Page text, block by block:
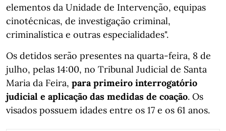
elementos da Unidade de Intervenção, equipas
cinotécnicas, de investigação criminal,
criminalística e outras especialidades".
Os detidos serão presentes na quarta-feira, 8 de
julho, pelas 14:00, no Tribunal Judicial de Santa
Maria da Feira, para primeiro interrogatório
judicial e aplicação das medidas de coação. Os
visados possuem idades entre os 17 e os 61 anos.